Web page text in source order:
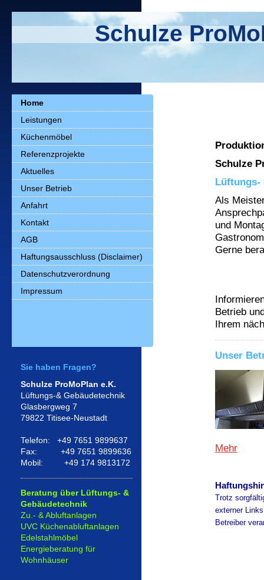
Schulze
Schulze
Lüftungs-
Als
und
Gerne
Betrieb
Ihrem
Unser
Mehr
Trotz
externer
Betreiber
Home
Leistungen
Küchenmöbel
Referenzprojekte
Aktuelles
Unser Betrieb
Anfahrt
Kontakt
AGB
Haftungsausschluss (Disclaimer)
Datenschutzverordnung
Impressum
Sie haben Fragen?
Schulze ProMoPlan e.K.
Lüftungs-& Gebäudetechnik
Glasbergweg 7
79822 Titisee-Neustadt
Telefon: +49 7651 9899637
Fax: +49 7651 9899636
Mobil: +49 174 9813172
Beratung über Lüftungs- &
Gebäudetechnik
Zu.- & Abluftanlagen
UVC Küchenabluftanlagen
Edelstahlmöbel
Energieberatung für
Wohnhäuser